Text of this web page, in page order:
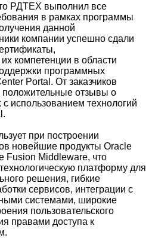
РДТЕХ выполнил все
в рамках программы
данной
компании успешно сдали
компетенции в области
программных
Portal. От заказчиков
отзывы о
использованием технологий
при построении
новейшие продукты Oracle
Fusion Middleware, что
платформу для
решения, гибкие
сервисов, интеграции с
системами, широкие
пользовательского
правами доступа к